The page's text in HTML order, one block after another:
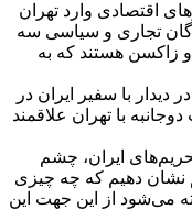
اقتصادی وارد تهران
تجاری و سیاسی سه
و زاکسن هستند که به
دیدار با سفیر ایران در
با تهران علاقمند
ایران، چشم
نشان دهیم که چه چیزی
می‌شود از این جهت این